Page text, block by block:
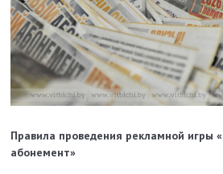
Правила проведения рекламной игры
абонемент»